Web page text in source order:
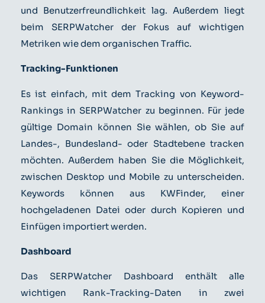
und Benutzerfreundlichkeit lag. Außerdem liegt
beim SERPWatcher der Fokus auf wichtigen
Metriken wie dem organischen Traffic.
Tracking-Funktionen
Es ist einfach, mit dem Tracking von Keyword-
Rankings in SERPWatcher zu beginnen. Für jede
gültige Domain können Sie wählen, ob Sie auf
Landes-, Bundesland- oder Stadtebene tracken
möchten. Außerdem haben Sie die Möglichkeit,
zwischen Desktop und Mobile zu unterscheiden.
Keywords können aus KWFinder, einer
hochgeladenen Datei oder durch Kopieren und
Einfügen importiert werden.
Dashboard
Das SERPWatcher Dashboard enthält alle
wichtigen Rank-Tracking-Daten in zwei